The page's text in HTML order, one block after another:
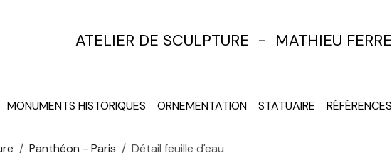
ATELIER DE SCULPTURE - MATHIEU FERRE
MONUMENTS HISTORIQUES ORNEMENTATION STATUAIRE RÉFÉRENCES
Panthéon - Paris Détail feuille d'eau